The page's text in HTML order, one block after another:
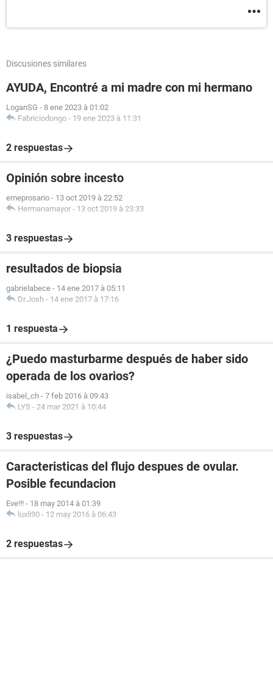
Discusiones similares
AYUDA, Encontré a mi madre con mi hermano
LoganSG - 8 ene 2023 à 01:02
Fabriciodongo - 19 ene 2023 à 11:31
2 respuestas
Opinión sobre incesto
emeprosario - 13 oct 2019 à 22:52
Hermanamayor - 13 oct 2019 à 23:33
3 respuestas
resultados de biopsia
gabrielabece - 14 ene 2017 à 05:11
Dr.Josh - 14 ene 2017 à 17:16
1 respuesta
¿Puedo masturbarme después de haber sido
operada de los ovarios?
isabel_ch - 7 feb 2016 à 09:43
LYS - 24 mar 2021 à 10:44
3 respuestas
Caracteristicas del flujo despues de ovular.
Posible fecundacion
Eve!!! - 18 may 2014 à 01:39
luxli90 - 12 may 2016 à 06:43
2 respuestas